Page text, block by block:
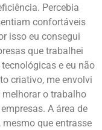
Percebia
confortáveis
isso eu consegui
que trabalhei
e eu não
criativo, me envolvi
o trabalho
A área de
que entrasse